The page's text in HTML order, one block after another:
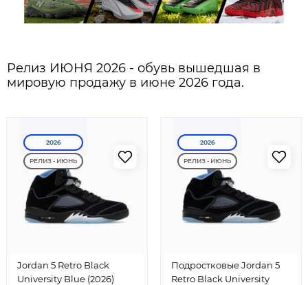
Релиз ИЮНЯ 2026 - обувь вышедшая в
мировую продажу в июне 2026 года.
2026
РЕЛИЗ - ИЮНЬ
Jordan 5 Retro Black
University Blue (2026)
2026
РЕЛИЗ - ИЮНЬ
Подростковые Jordan 5
Retro Black University